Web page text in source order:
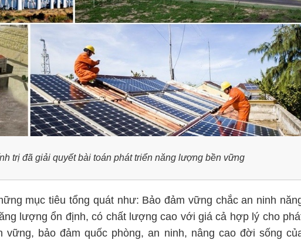
trị đã giải quyết bài toán phát triển năng lượng bền vững
mục tiêu tổng quát như: Bảo đảm vững chắc an ninh
lượng ổn định, có chất lượng cao với giá cả hợp lý cho
bảo đảm quốc phòng, an ninh, nâng cao đời sống